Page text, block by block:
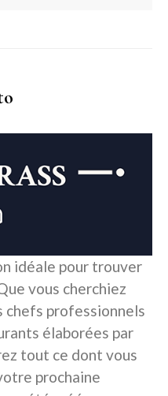
idéale pour trouver
vous cherchiez
chefs professionnels
élaborées par
tout ce dont vous
prochaine